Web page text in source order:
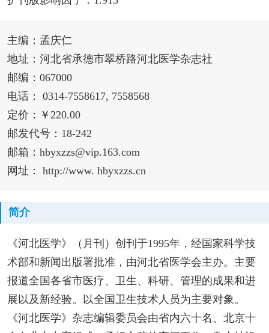
主编：孟庆仁
地址：河北省承德市翠桥路河北医学杂志社
邮编：067000
电话： 0314-7558617, 7558568
定价：￥220.00
邮发代号：18-242
邮箱：hbyxzzs@vip.163.com
网址： http://www. hbyxzzs.cn
简介
《河北医学》（月刊）创刊于1995年，经国家科学技
术部和新闻出版署批准，由河北省医学会主办。主要
报道全国各省市医疗、卫生、科研、管理的成果和进
展以及新经验。以全国卫生技术人员为主要对象。
《河北医学》杂志编辑委员会由省内六十名、北京十